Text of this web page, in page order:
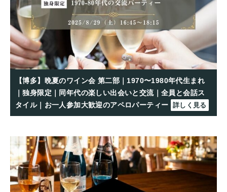
【博多】晩夏のワイン会 第二部｜1970〜1980年代生まれ
｜独身限定｜同年代の楽しい出会いと交流｜全員と会話ス
タイル｜お一人参加大歓迎のアペロパーティー 詳しく見る